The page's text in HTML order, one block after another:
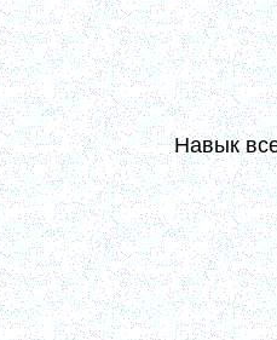
Дух сокрушен,
поставляют душу в
сокрушением...
– и с ними дружески
Навык
Все дело в том, чтоб
все видящем, и всем
не даст скорбеть –
душе полное
скудости и
чувство Его